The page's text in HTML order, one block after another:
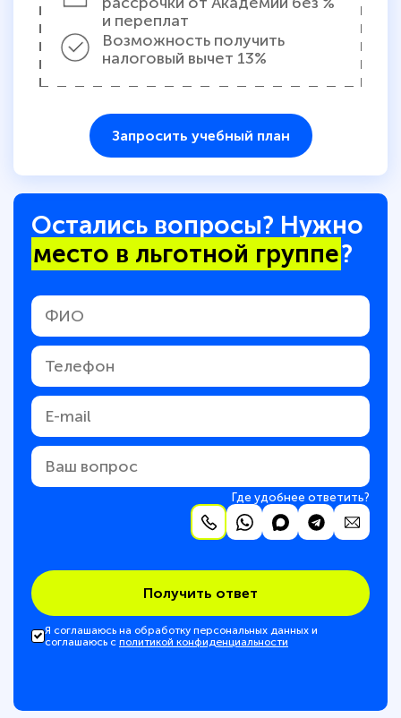
и переплат
Возможность получить
налоговый вычет 13%
Запросить учебный план
Остались вопросы? Нужно
место в льготной группе?
Где удобнее ответить?
Получить ответ
Я соглашаюсь на обработку персональных данных и
соглашаюсь с политикой конфиденциальности